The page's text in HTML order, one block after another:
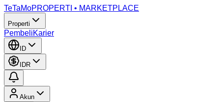
TeTaMoPROPERTI • MARKETPLACE
Properti
PembeliKarier
ID
IDR
Akun